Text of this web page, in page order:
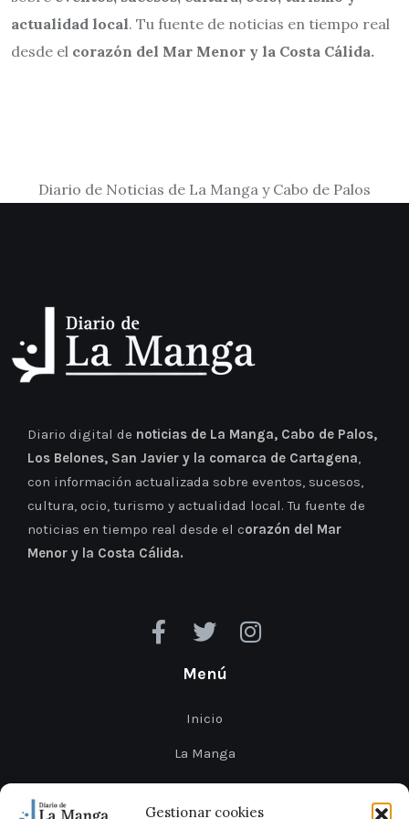
Gestionar cookies
actualidad local. Tu fuente de noticias en tiempo real
desde el corazón del Mar Menor y la Costa Cálida.
Diario de Noticias de La Manga y Cabo de Palos
Diario digital de noticias de La Manga, Cabo de Palos,
Los Belones, San Javier y la comarca de Cartagena,
con información actualizada sobre eventos, sucesos,
cultura, ocio, turismo y actualidad local. Tu fuente de
noticias en tiempo real desde el corazón del Mar
Menor y la Costa Cálida.
Menú
Inicio
La Manga
Cabo de Palos